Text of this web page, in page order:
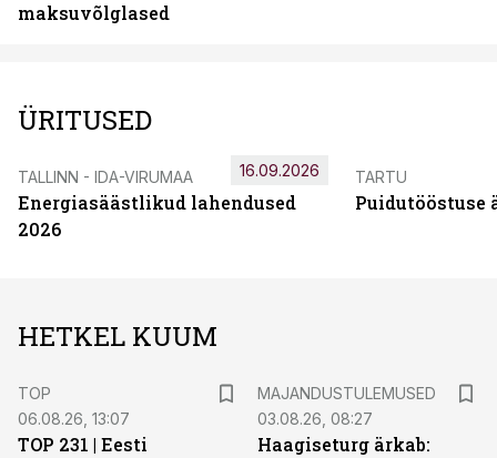
maksuvõlglased
ÜRITUSED
TALLINN - IDA-VIRUMAA
Energiasäästlikud lahendused
2026
16.09.2026 TARTU
Puidutööstuse
HETKEL KUUM
TOP
06.08.26, 13:07
TOP 231 | Eesti
MAJANDUSTULEMUSED
03.08.26, 08:27
Haagiseturg ärkab: